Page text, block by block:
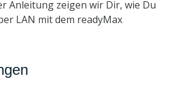
Anleitung zeigen wir Dir, wie Du
LAN mit dem readyMax